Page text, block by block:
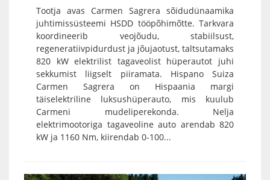
Tootja avas Carmen Sagrera sõidudünaamika
juhtimissüsteemi HSDD tööpõhimõtte. Tarkvara
koordineerib veojõudu, stabiilsust,
regeneratiivpidurdust ja jõujaotust, taltsutamaks
820 kW elektrilist tagaveolist hüperautot juhi
sekkumist liigselt piiramata. Hispano Suiza
Carmen Sagrera on Hispaania margi
täiselektriline luksushüperauto, mis kuulub
Carmeni mudeliperekonda. Nelja
elektrimootoriga tagaveoline auto arendab 820
kW ja 1160 Nm, kiirendab 0-100...